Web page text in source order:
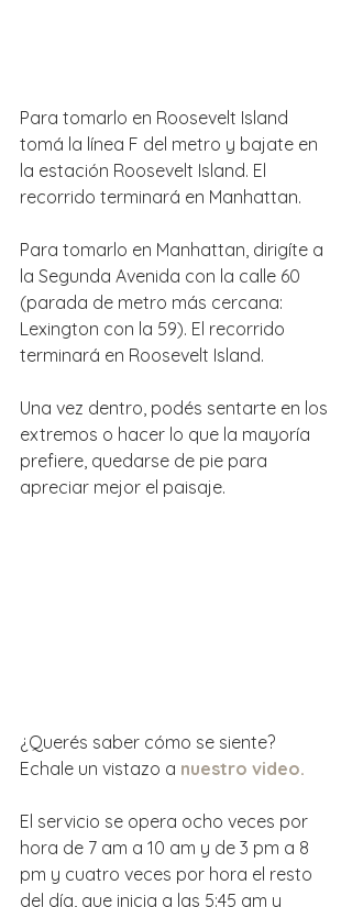
Para tomarlo en Roosevelt Island
tomá la línea F del metro y bajate en
la estación Roosevelt Island. El
recorrido terminará en Manhattan.
Para tomarlo en Manhattan, dirigíte a
la Segunda Avenida con la calle 60
(parada de metro más cercana:
Lexington con la 59). El recorrido
terminará en Roosevelt Island.
Una vez dentro, podés sentarte en los
extremos o hacer lo que la mayoría
prefiere, quedarse de pie para
apreciar mejor el paisaje.
¿Querés saber cómo se siente?
Echale un vistazo a nuestro video.
El servicio se opera ocho veces por
hora de 7 am a 10 am y de 3 pm a 8
pm y cuatro veces por hora el resto
del día, que inicia a las 5:45 am y